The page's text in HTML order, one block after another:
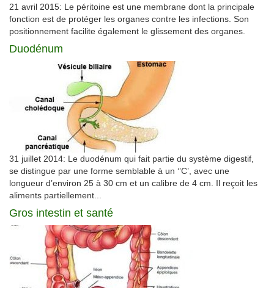
21 avril 2015: Le péritoine est une membrane dont la principale
fonction est de protéger les organes contre les infections. Son
positionnement facilite également le glissement des organes.
Duodénum
31 juillet 2014: Le duodénum qui fait partie du système digestif,
se distingue par une forme semblable à un ‘’C’, avec une
longueur d’environ 25 à 30 cm et un calibre de 4 cm. Il reçoit les
aliments partiellement...
Gros intestin et santé